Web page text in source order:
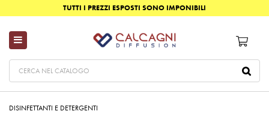
TUTTI I PREZZI ESPOSTI SONO IMPONIBILI
DISINFETTANTI E DETERGENTI